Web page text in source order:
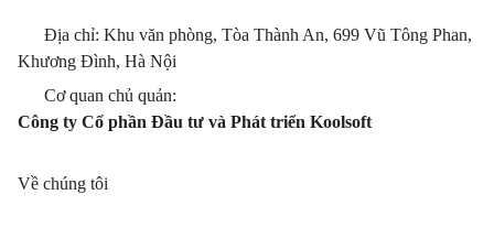
Địa chỉ: Khu văn phòng, Tòa Thành An, 699 Vũ Tông Phan,
Khương Đình, Hà Nội
Cơ quan chủ quản:
Công ty Cổ phần Đầu tư và Phát triển Koolsoft
Về chúng tôi